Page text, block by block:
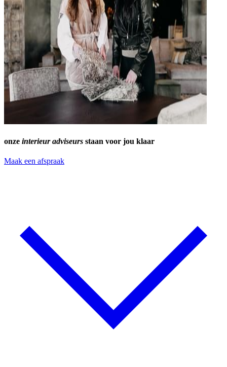
onze interieur adviseurs staan voor jou klaar
Maak een afspraak